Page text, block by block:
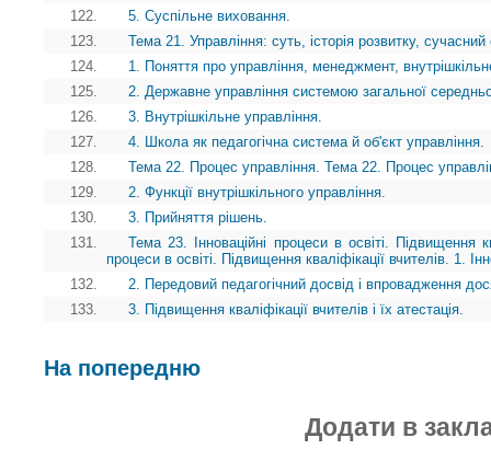
122.
5. Суспільне виховання.
123.
Тема 21. Управління: суть, історія розвитку,
124.
1. Поняття про управління, менеджмент,
125.
2. Державне управління системою загальної
126.
3. Внутрішкільне управління.
127.
4. Школа як педагогічна система й об'єкт управління.
128.
Тема 22. Процес управління. Тема 22. Процес
129.
2. Функції внутрішкільного управління.
130.
3. Прийняття рішень.
131.
Тема 23. Інноваційні процеси в освіті. Підвищення
процеси в освіті. Підвищення кваліфікації вчителів. 1.
132.
2. Передовий педагогічний досвід і впровадження
133.
3. Підвищення кваліфікації вчителів і їх атестація.
На попередню
Додати в